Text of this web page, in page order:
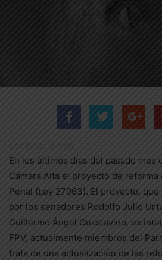
En los últimos días del pasado mes
Cámara Alta el proyecto de
Penal (Ley 27063). El proyecto,
por los senadores Rodolfo Julio
Guillermo Ángel Guastavino, ex
FPV, actualmente miembros del
trata de una actualización de las